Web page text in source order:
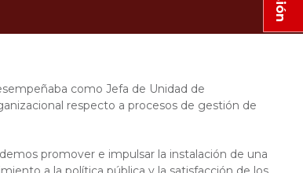
como Jefa de Unidad de
respecto a procesos de gestión de
promover e impulsar la instalación de una